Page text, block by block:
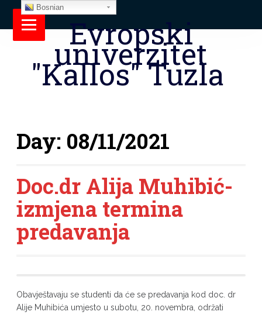
Evropski
univerzitet
"Kallos" Tuzla
Day: 08/11/2021
Doc.dr Alija Muhibić-
izmjena termina
predavanja
Obavještavaju se studenti da će se predavanja kod doc. dr
Alije Muhibića umjesto u subotu, 20. novembra, održati
Bosnian